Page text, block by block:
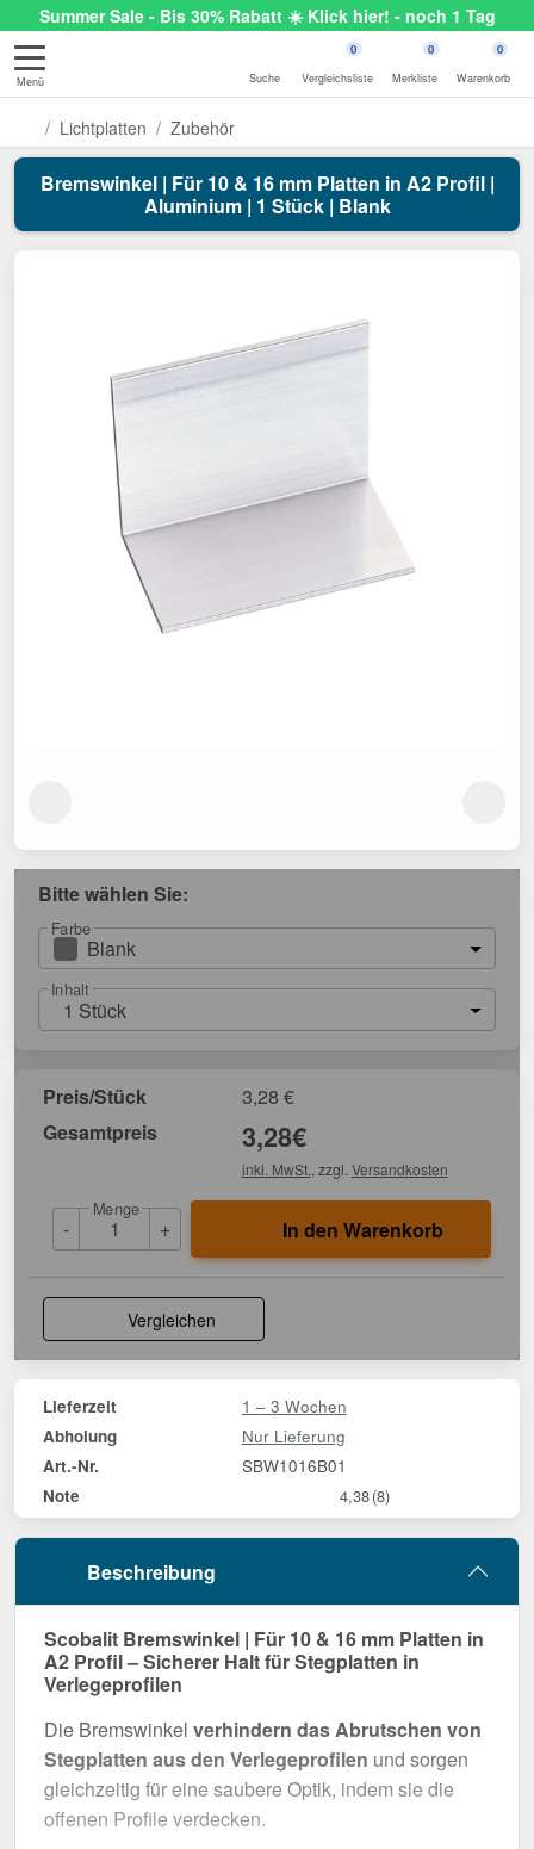
Summer Sale - Bis 30% Rabatt ☀️ Klick hier! - noch 1 Tag
Menü Suche
0
Vergleichsliste
0
Merkliste
0
Warenkorb
Lichtplatten Zubehör
Bremswinkel | Für 10 & 16 mm Platten in A2 Profil |
Aluminium | 1 Stück | Blank
Bitte wählen Sie:
Farbe
Blank
Inhalt
1 Stück
Preis/Stück 3,28 €
Gesamtpreis
3,28€
inkl. MwSt. , zzgl. Versandkosten
-
Menge
+ In den Warenkorb
Vergleichen
Lieferzeit 1 – 3 Wochen
Abholung Nur Lieferung
Art.-Nr. SBW1016B01
Note 4,38(8)
Beschreibung
Scobalit Bremswinkel | Für 10 & 16 mm Platten in
A2 Profil – Sicherer Halt für Stegplatten in
Verlegeprofilen
Die Bremswinkel verhindern das Abrutschen von
Stegplatten aus den Verlegeprofilen und sorgen
gleichzeitig für eine saubere Optik, indem sie die
offenen Profile verdecken.